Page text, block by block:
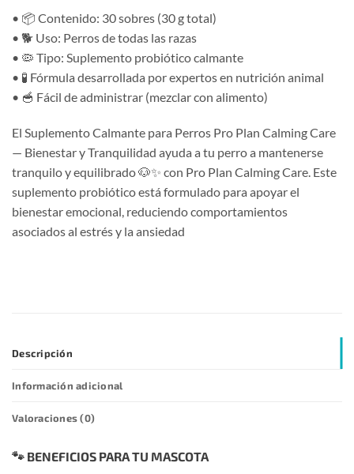
• 📦 Contenido: 30 sobres (30 g total)
• 🐕 Uso: Perros de todas las razas
• 🦠 Tipo: Suplemento probiótico calmante
• 🧪 Fórmula desarrollada por expertos en nutrición animal
• 🥣 Fácil de administrar (mezclar con alimento)
El Suplemento Calmante para Perros Pro Plan Calming Care
— Bienestar y Tranquilidad ayuda a tu perro a mantenerse
tranquilo y equilibrado 🐶✨ con Pro Plan Calming Care. Este
suplemento probiótico está formulado para apoyar el
bienestar emocional, reduciendo comportamientos
asociados al estrés y la ansiedad
Descripción
Información adicional
Valoraciones (0)
🐾 BENEFICIOS PARA TU MASCOTA